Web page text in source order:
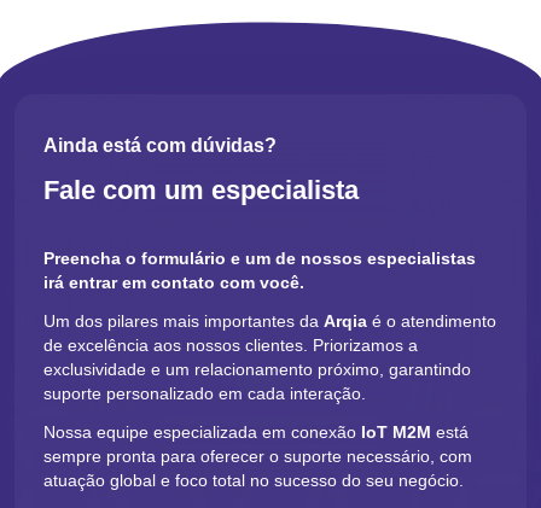
Tecnologia de rastreamento em tempo
O funcionamento dos sistemas de
monitoramento
tecnologias que combinam hardware e software para capturar a
localização dos veículos. Sensores, antenas e módulos GPS
interligados a plataformas digitais permitem o envio constante de
informações sobre a posição, velocidade e direção dos veículos.
Essas informações são transmitidas via redes móveis,
possibilitando que centros de controle acompanhem a frota em
A integração com a Internet das Coisas (IoT) amplia a capacidade
desses sistemas ao conectar outros dispositivos e sensores
Ainda está com dúvidas?
Fale com um especialista
Preencha o formulário e um de nossos especialistas
irá entrar em contato com você.
Um dos pilares mais importantes da Arqia é o atendimento
de excelência aos nossos clientes. Priorizamos a
exclusividade e um relacionamento próximo, garantindo
suporte personalizado em cada interação.
Nossa equipe especializada em conexão IoT M2M está
sempre pronta para oferecer o suporte necessário, com
atuação global e foco total no sucesso do seu negócio.